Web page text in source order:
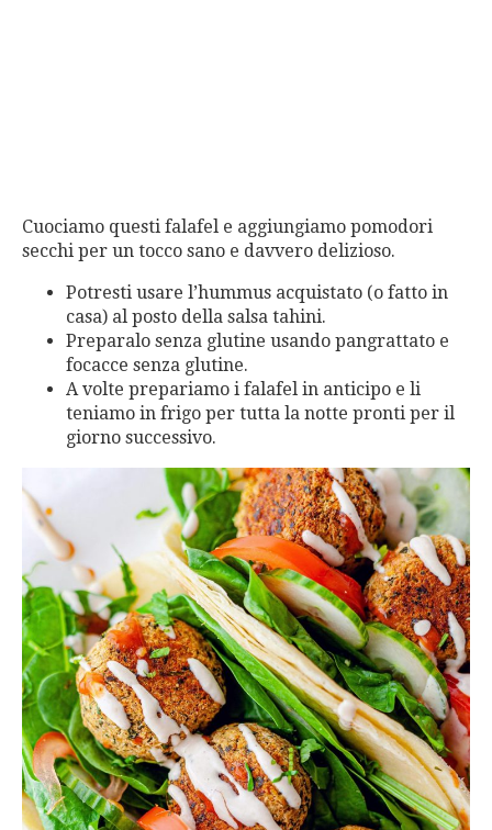
Cuociamo questi falafel e aggiungiamo pomodori
secchi per un tocco sano e davvero delizioso.
Potresti usare l’hummus acquistato (o fatto in
casa) al posto della salsa tahini.
Preparalo senza glutine usando pangrattato e
focacce senza glutine.
A volte prepariamo i falafel in anticipo e li
teniamo in frigo per tutta la notte pronti per il
giorno successivo.